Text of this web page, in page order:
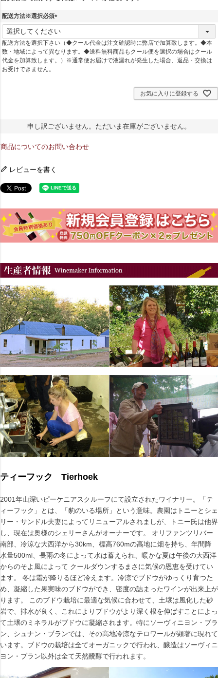
配送方法※選択必須
(
必
須
)
配送方法を選択下さい（◆クール代金は注文確認時に弊店で加算致します。◆本
数・地域によって異なります。◆送料無料商品もクール便を選択の場合はクール
代金を加算致します。）※通常便お届けで液漏れが発生した場合、返品・交換は
お受けできません。
お気に入りに登録する
申し訳ございません。ただいま在庫がございません。
商品についてのお問い合わせ
レビューを書く
ティーフック Tierhoek
2001年山深いピーケニアスクルーフにて設立されたワイナリー。「テ
ィーフック」とは、「豹のいる場所」という意味。農園はトニーとシェ
リー・サンドル夫妻によってリニューアルされましが、トニー氏は他界
し、現在は奥様のシェリーさんがオーナーです。 オリファンツリバー
南部、冷涼な大西洋から30km、標高760mの高地に畑を持ち、年間降
水量500ml、長雨の冬によって水は蓄えられ、暖かな夏は午後の大西洋
からのそよ風によって クールダウンするまさに気候の恩恵を受けてい
ます。 冬は霜が降りるほど冷えます。冷涼でブドウがゆっくり育つた
め、凝縮した果実味のブドウができ、密度の詰まったワインが出来上が
ります。 このブドウ栽培に最適な気候に合わせて、土壌は風化した砂
岩で、排水が良く、これによりブドウがより深く根を伸ばすことによっ
て土壌のミネラルがブドウに凝縮されます。特にソーヴィニヨン・ブラ
ン、シュナン・ブランでは、その高地冷涼なテロワールが顕著に現れて
います。ブドウの栽培は全てオーガニックで行われ、醸造はソーヴィニ
ヨン・ブラン以外は全て天然醗酵で行われます。